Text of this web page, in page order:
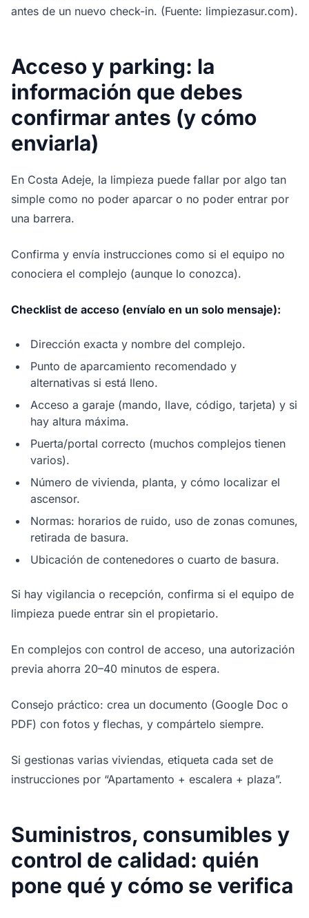
antes de un nuevo check-in. (Fuente: limpiezasur.com).
Acceso y parking: la
información que debes
confirmar antes (y cómo
enviarla)
En Costa Adeje, la limpieza puede fallar por algo tan
simple como no poder aparcar o no poder entrar por
una barrera.
Confirma y envía instrucciones como si el equipo no
conociera el complejo (aunque lo conozca).
Checklist de acceso (envíalo en un solo mensaje):
Dirección exacta y nombre del complejo.
Punto de aparcamiento recomendado y
alternativas si está lleno.
Acceso a garaje (mando, llave, código, tarjeta) y si
hay altura máxima.
Puerta/portal correcto (muchos complejos tienen
varios).
Número de vivienda, planta, y cómo localizar el
ascensor.
Normas: horarios de ruido, uso de zonas comunes,
retirada de basura.
Ubicación de contenedores o cuarto de basura.
Si hay vigilancia o recepción, confirma si el equipo de
limpieza puede entrar sin el propietario.
En complejos con control de acceso, una autorización
previa ahorra 20–40 minutos de espera.
Consejo práctico: crea un documento (Google Doc o
PDF) con fotos y flechas, y compártelo siempre.
Si gestionas varias viviendas, etiqueta cada set de
instrucciones por “Apartamento + escalera + plaza”.
Suministros, consumibles y
control de calidad: quién
pone qué y cómo se verifica